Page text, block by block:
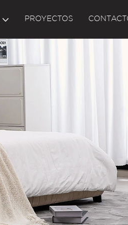
PROYECTOS